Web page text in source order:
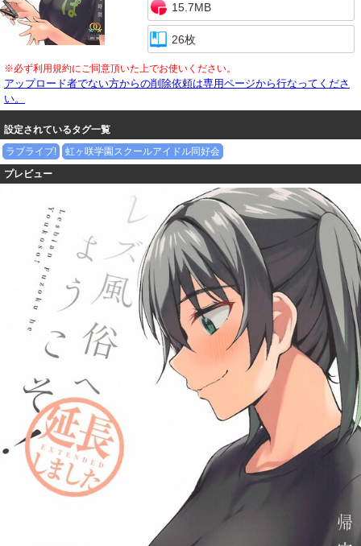
15.7MB
26枚
※必ず利用規約にご同意頂いた上でお使いください。
アップロード者でない方からの削除依頼は専用ページから行なってくださ
い。
設定されているタグ一覧
ラブライブ!
虹ヶ咲学園スクールアイドル同好会
プレビュー